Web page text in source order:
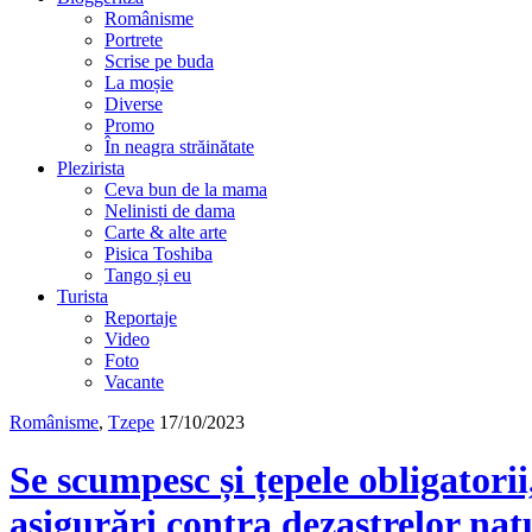
Românisme
Portrete
Scrise pe buda
La moșie
Diverse
Promo
În neagra străinătate
Plezirista
Ceva bun de la mama
Nelinisti de dama
Carte & alte arte
Pisica Toshiba
Tango și eu
Turista
Reportaje
Video
Foto
Vacante
Românisme, Tzepe 17/10/2023
Se scumpesc și țepele